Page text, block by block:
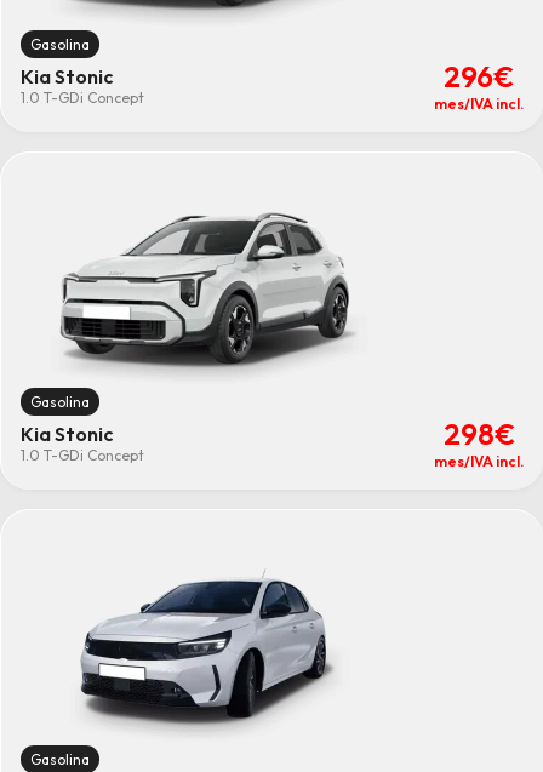
Gasolina
Kia Stonic
1.0 T-GDi Concept
296€
mes/IVA incl.
Gasolina
Kia Stonic
1.0 T-GDi Concept
298€
mes/IVA incl.
Gasolina